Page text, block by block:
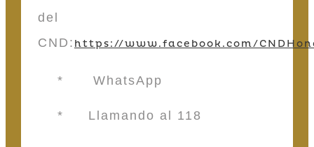
del
CND: https://www.facebook.com/
* WhatsApp
* Llamando al 118